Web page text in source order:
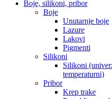
Boje, silikoni, pribor
Boje
Unutarnje boje
Lazure
Lakovi
Pigmenti
Silikoni
Silikoni
temperaturni)
Pribor
Krep trake